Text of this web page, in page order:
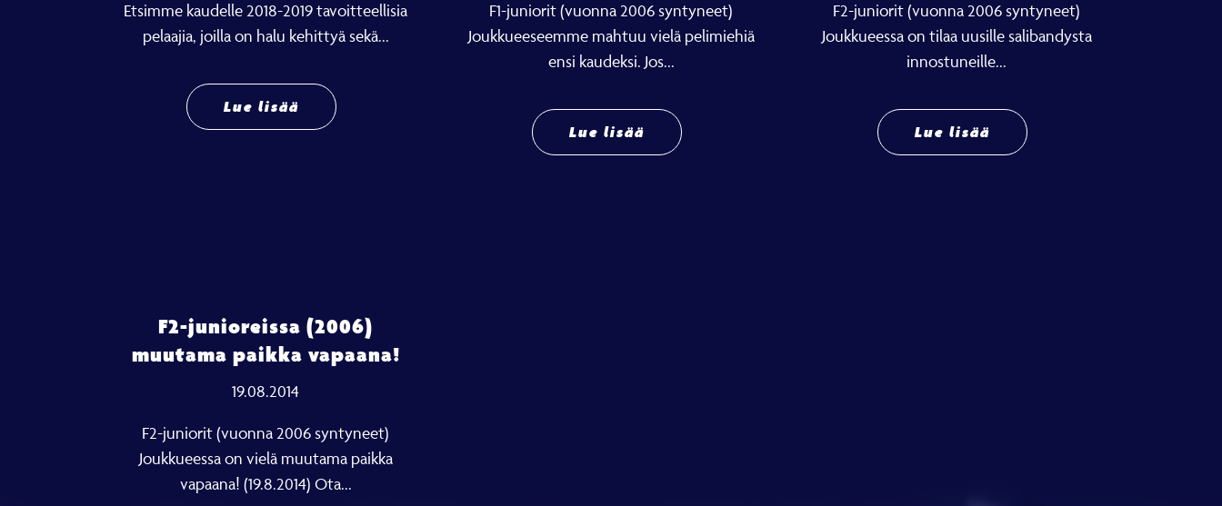
Etsimme kaudelle 2018-2019 tavoitteellisia
pelaajia, joilla on halu kehittyä sekä...
Lue lisää
F1-juniorit (vuonna 2006 syntyneet)
Joukkueeseemme mahtuu vielä pelimiehiä
ensi kaudeksi. Jos...
Lue lisää
F2-juniorit (vuonna 2006 syntyneet)
Joukkueessa on tilaa uusille salibandysta
innostuneille...
Lue lisää
F2-junioreissa (2006)
muutama paikka vapaana!
19.08.2014
F2-juniorit (vuonna 2006 syntyneet)
Joukkueessa on vielä muutama paikka
vapaana! (19.8.2014) Ota...